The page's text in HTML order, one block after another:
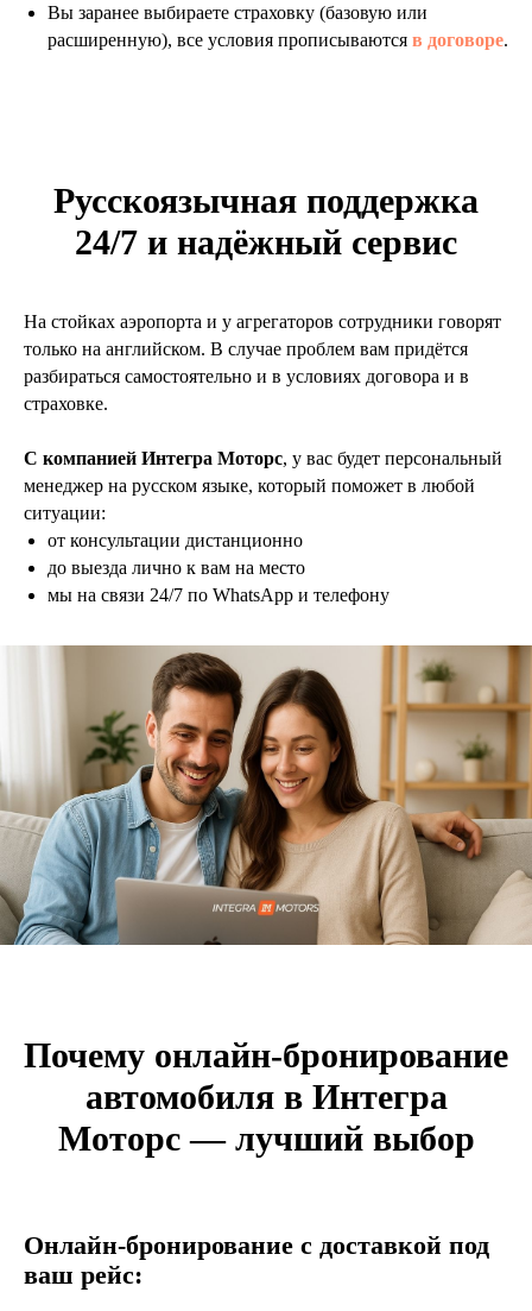
Вы заранее выбираете страховку (базовую или
расширенную), все условия прописываются в договоре.
Русскоязычная поддержка
24/7 и надёжный сервис
На стойках аэропорта и у агрегаторов сотрудники говорят
только на английском. В случае проблем вам придётся
разбираться самостоятельно и в условиях договора и в
страховке.
С компанией Интегра Моторс, у вас будет персональный
менеджер на русском языке, который поможет в любой
ситуации:
от консультации дистанционно
до выезда лично к вам на место
мы на связи 24/7 по WhatsApp и телефону
Почему онлайн-бронирование
автомобиля в Интегра
Моторс — лучший выбор
Онлайн-бронирование с доставкой под
ваш рейс: